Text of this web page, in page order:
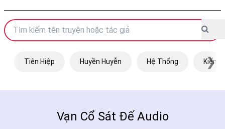
Tiên Hiệp Huyền Huyễn Hệ Thống Kiếm
❯
Vạn Cổ Sát Đế Audio